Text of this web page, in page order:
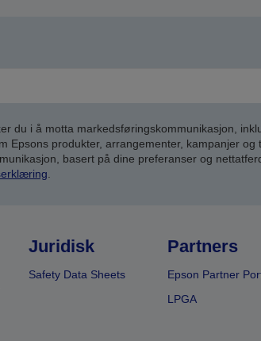
du i å motta markedsføringskommunikasjon,
Epsons produkter, arrangementer, kampanjer og
basert på dine preferanser og
Juridisk
Safety Data Sheets
Partners
Epson Partner
LPGA